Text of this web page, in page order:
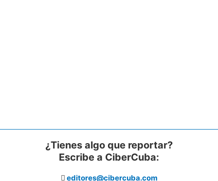
¿Tienes algo que reportar?
Escribe a CiberCuba:
editores@cibercuba.com